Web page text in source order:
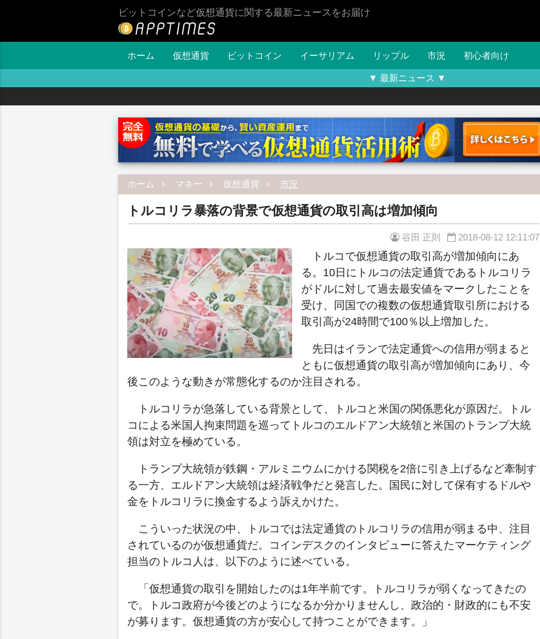
ビットコインなど仮想通貨に関する最新ニュースをお届け
ホーム 仮想通貨 ビットコイン イーサリアム リップル 市況 初心者向け
▼ 最新ニュース ▼
ホーム マネー 仮想通貨 市況
トルコリラ暴落の背景で仮想通貨の取引高は増加傾向
谷田 正則 2018-08-12 12:11:07
トルコで仮想通貨の取引高が増加傾向にあ
る。10日にトルコの法定通貨であるトルコリラ
がドルに対して過去最安値をマークしたことを
受け、同国での複数の仮想通貨取引所における
取引高が24時間で100％以上増加した。
先日はイランで法定通貨への信用が弱まると
ともに仮想通貨の取引高が増加傾向にあり、今
後このような動きが常態化するのか注目される。
トルコリラが急落している背景として、トルコと米国の関係悪化が原因だ。トル
コによる米国人拘束問題を巡ってトルコのエルドアン大統領と米国のトランプ大統
領は対立を極めている。
トランプ大統領が鉄鋼・アルミニウムにかける関税を2倍に引き上げるなど牽制す
る一方、エルドアン大統領は経済戦争だと発言した。国民に対して保有するドルや
金をトルコリラに換金するよう訴えかけた。
こういった状況の中、トルコでは法定通貨のトルコリラの信用が弱まる中、注目
されているのが仮想通貨だ。コインデスクのインタビューに答えたマーケティング
担当のトルコ人は、以下のように述べている。
「仮想通貨の取引を開始したのは1年半前です。トルコリラが弱くなってきたの
で。トルコ政府が今後どのようになるか分かりませんし、政治的・財政的にも不安
が募ります。仮想通貨の方が安心して持つことができます。」